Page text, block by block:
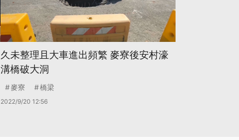
久未整理且大車進出頻繁 麥寮後安村濠
溝橋破大洞
麥寮 橋梁
2022/9/20 12:56